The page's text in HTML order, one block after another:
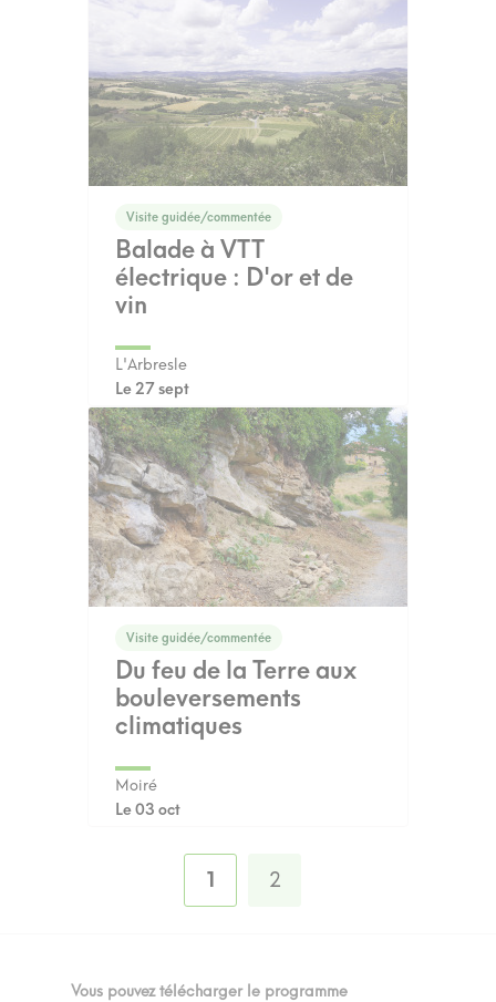
Visite guidée/commentée
Balade à VTT
électrique : D'or et de
vin
L'Arbresle
Le 27 sept
Visite guidée/commentée
Du feu de la Terre aux
bouleversements
climatiques
Moiré
Le 03 oct
1 2
Vous pouvez télécharger le programme